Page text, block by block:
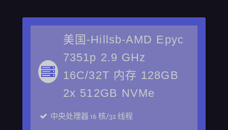
美国-Hillsb-AMD Epyc
7351p 2.9 GHz
16C/32T 内存 128GB
2x 512GB NVMe
中央处理器 16 核/32 线程